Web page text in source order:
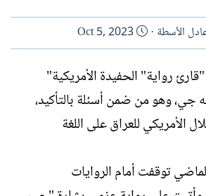
الأسطة
ت
ا
ر
ي
خ
ل
ن
Oct 5, 2023
رواية" الحفيدة الأمريكية"
كجه جي، وهو من ضمن أسئلة بالتأكيد،
الأمريكي للعراق على اللغة
توقفت أمام الروايات